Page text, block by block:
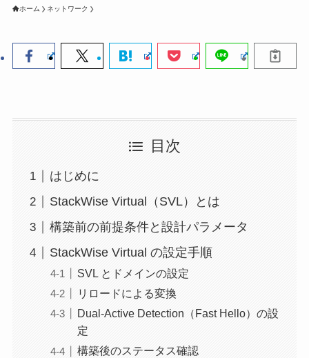
ホーム ネットワーク
目次
はじめに
StackWise Virtual（SVL）とは
構築前の前提条件と設計パラメータ
StackWise Virtual の設定手順
SVL とドメインの設定
リロードによる変換
Dual-Active Detection（Fast Hello）の設
定
構築後のステータス確認